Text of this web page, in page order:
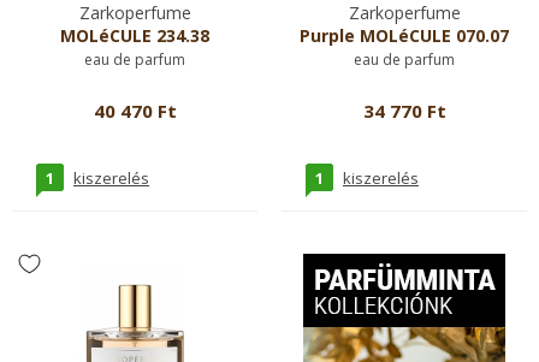
Zarkoperfume
MOLéCULE 234.38
eau de parfum
40 470 Ft
1 kiszerelés
Zarkoperfume
Purple MOLéCULE 070.07
eau de parfum
34 770 Ft
1 kiszerelés